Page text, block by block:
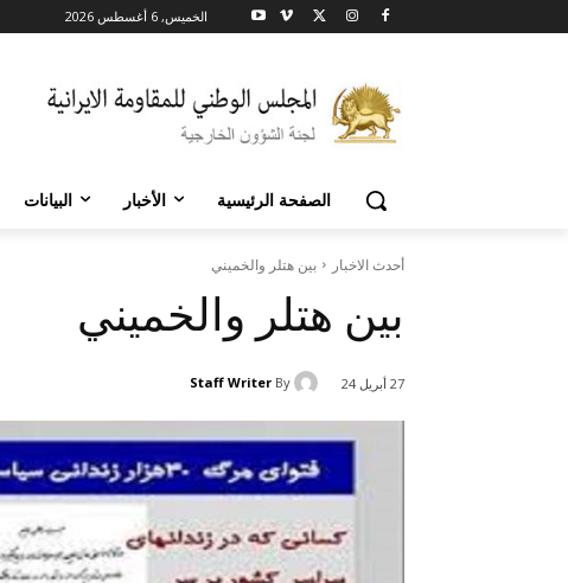
الخميس, 6 أغسطس 2026
الصفحة الرئيسية الأخبار البيانات
أحدث الاخبار بين هتلر والخميني
بين هتلر والخميني
27 أبريل 24 By
Staff Writer